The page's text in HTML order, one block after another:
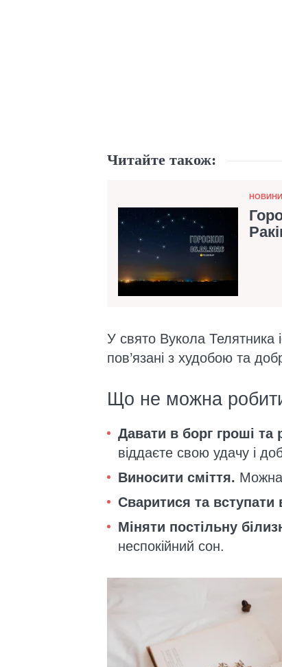
Читайте також:
Категорія
НОВИНИ
У свято Вукола Телятника
пов’язані з худобою та
Що не можна
Давати в борг гроші та
віддаєте свою удачу і
Виносити сміття. Можна
Сваритися та вступати
Міняти постільну
неспокійний сон.